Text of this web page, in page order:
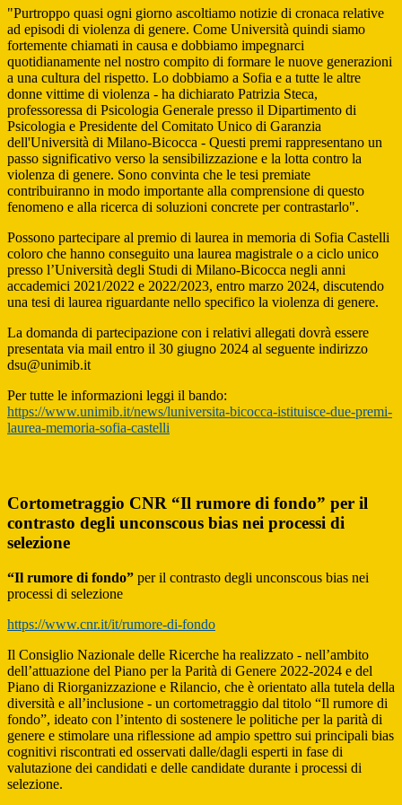
"Purtroppo quasi ogni giorno ascoltiamo notizie di cronaca relative
ad episodi di violenza di genere. Come Università quindi siamo
fortemente chiamati in causa e dobbiamo impegnarci
quotidianamente nel nostro compito di formare le nuove generazioni
a una cultura del rispetto. Lo dobbiamo a Sofia e a tutte le altre
donne vittime di violenza - ha dichiarato Patrizia Steca,
professoressa di Psicologia Generale presso il Dipartimento di
Psicologia e Presidente del Comitato Unico di Garanzia
dell'Università di Milano-Bicocca - Questi premi rappresentano un
passo significativo verso la sensibilizzazione e la lotta contro la
violenza di genere. Sono convinta che le tesi premiate
contribuiranno in modo importante alla comprensione di questo
fenomeno e alla ricerca di soluzioni concrete per contrastarlo".
Possono partecipare al premio di laurea in memoria di Sofia Castelli
coloro che hanno conseguito una laurea magistrale o a ciclo unico
presso l’Università degli Studi di Milano-Bicocca negli anni
accademici 2021/2022 e 2022/2023, entro marzo 2024, discutendo
una tesi di laurea riguardante nello specifico la violenza di genere.
La domanda di partecipazione con i relativi allegati dovrà essere
presentata via mail entro il 30 giugno 2024 al seguente indirizzo
dsu@unimib.it
Per tutte le informazioni leggi il bando:
https://www.unimib.it/news/luniversita-bicocca-istituisce-due-premi-
laurea-memoria-sofia-castelli
Cortometraggio CNR “Il rumore di fondo” per il
contrasto degli unconscous bias nei processi di
selezione
“Il rumore di fondo” per il contrasto degli unconscous bias nei
processi di selezione
https://www.cnr.it/it/rumore-di-fondo
Il Consiglio Nazionale delle Ricerche ha realizzato - nell’ambito
dell’attuazione del Piano per la Parità di Genere 2022-2024 e del
Piano di Riorganizzazione e Rilancio, che è orientato alla tutela della
diversità e all’inclusione - un cortometraggio dal titolo “Il rumore di
fondo”, ideato con l’intento di sostenere le politiche per la parità di
genere e stimolare una riflessione ad ampio spettro sui principali bias
cognitivi riscontrati ed osservati dalle/dagli esperti in fase di
valutazione dei candidati e delle candidate durante i processi di
selezione.